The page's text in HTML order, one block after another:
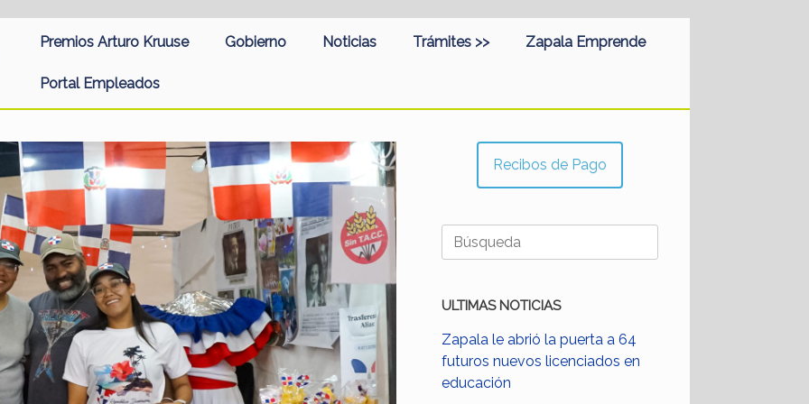
Premios Arturo Kruuse Gobierno Noticias Trámites >> Zapala Emprende
Portal Empleados
Recibos de Pago
Buscar:
ULTIMAS NOTICIAS
Zapala le abrió la puerta a 64
futuros nuevos licenciados en
educación